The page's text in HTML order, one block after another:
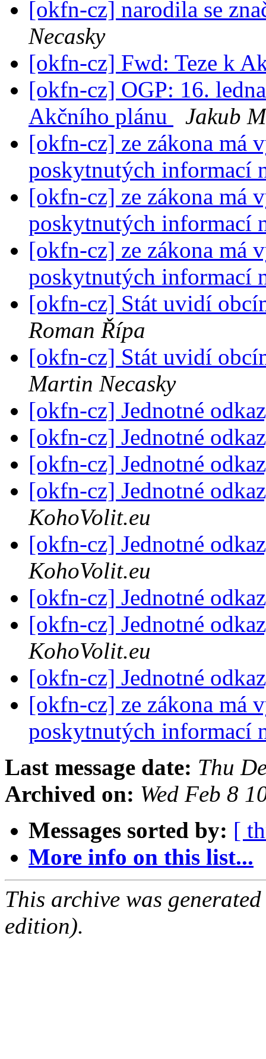
[okfn-cz] narodila se
Necasky
[okfn-cz] Fwd: Teze k
[okfn-cz] OGP: 16.
Akčního plánu
Jakub
[okfn-cz] ze zákona má
poskytnutých informací
[okfn-cz] ze zákona má
poskytnutých informací
[okfn-cz] ze zákona má
poskytnutých informací
[okfn-cz] Stát uvidí
Roman Řípa
[okfn-cz] Stát uvidí
Martin Necasky
[okfn-cz] Jednotné
[okfn-cz] Jednotné
[okfn-cz] Jednotné
[okfn-cz] Jednotné
KohoVolit.eu
[okfn-cz] Jednotné
KohoVolit.eu
[okfn-cz] Jednotné
[okfn-cz] Jednotné
KohoVolit.eu
[okfn-cz] Jednotné
[okfn-cz] ze zákona má
poskytnutých informací
Last message date: Thu
Archived on: Wed Feb 8
Messages sorted by: [
More info on this list...
This archive was
edition).